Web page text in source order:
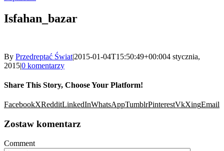
Isfahan_bazar
By Przedreptać Świat|2015-01-04T15:50:49+00:004 stycznia,
2015|0 komentarzy
Share This Story, Choose Your Platform!
FacebookXRedditLinkedInWhatsAppTumblrPinterestVkXingEmail
Zostaw komentarz
Comment